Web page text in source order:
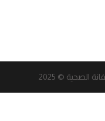
© 2025